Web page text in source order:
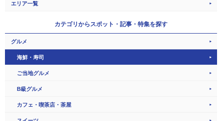
エリア一覧
カテゴリからスポット・記事・特集を探す
グルメ
海鮮・寿司
ご当地グルメ
B級グルメ
カフェ・喫茶店・茶屋